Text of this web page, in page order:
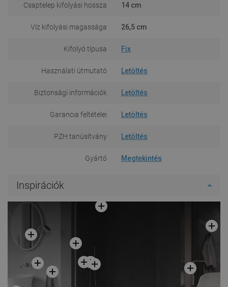
Csaptelep kifolyási hossza 14 cm
Víz kifolyási magassága 26,5 cm
Kifolyó típusa Fix
Használati útmutató Letöltés
Biztonsági információk Letöltés
Garancia feltételei Letöltés
PZH tanúsítvány Letöltés
Gyártó Megtekintés
Inspirációk